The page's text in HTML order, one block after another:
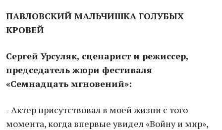
ПАВЛОВСКИЙ МАЛЬЧИШКА ГОЛУБЫХ
КРОВЕЙ
Сергей Урсуляк, сценарист и режиссер,
председатель жюри фестиваля
«Семнадцать мгновений»:
- Актер присутствовал в моей жизни с того
момента, когда впервые увидел «Войну и мир»,